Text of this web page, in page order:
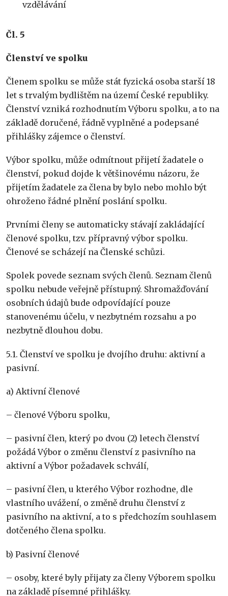
vzdělávání
Čl. 5
Členství ve spolku
Členem spolku se může stát fyzická osoba starší 18
let s trvalým bydlištěm na území České republiky.
Členství vzniká rozhodnutím Výboru spolku, a to na
základě doručené, řádně vyplněné a podepsané
přihlášky zájemce o členství.
Výbor spolku, může odmítnout přijetí žadatele o
členství, pokud dojde k většinovému názoru, že
přijetím žadatele za člena by bylo nebo mohlo být
ohroženo řádné plnění poslání spolku.
Prvními členy se automaticky stávají zakládající
členové spolku, tzv. přípravný výbor spolku.
Členové se scházejí na Členské schůzi.
Spolek povede seznam svých členů. Seznam členů
spolku nebude veřejně přístupný. Shromažďování
osobních údajů bude odpovídající pouze
stanovenému účelu, v nezbytném rozsahu a po
nezbytně dlouhou dobu.
5.1. Členství ve spolku je dvojího druhu: aktivní a
pasivní.
a) Aktivní členové
– členové Výboru spolku,
– pasivní člen, který po dvou (2) letech členství
požádá Výbor o změnu členství z pasivního na
aktivní a Výbor požadavek schválí,
– pasivní člen, u kterého Výbor rozhodne, dle
vlastního uvážení, o změně druhu členství z
pasivního na aktivní, a to s předchozím souhlasem
dotčeného člena spolku.
b) Pasivní členové
– osoby, které byly přijaty za členy Výborem spolku
na základě písemné přihlášky.